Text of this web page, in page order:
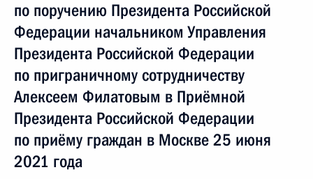
по поручению Президента Российской
Федерации начальником Управления
Президента Российской Федерации
по приграничному сотрудничеству
Алексеем Филатовым в Приёмной
Президента Российской Федерации
по приёму граждан в Москве 25 июня
2021 года